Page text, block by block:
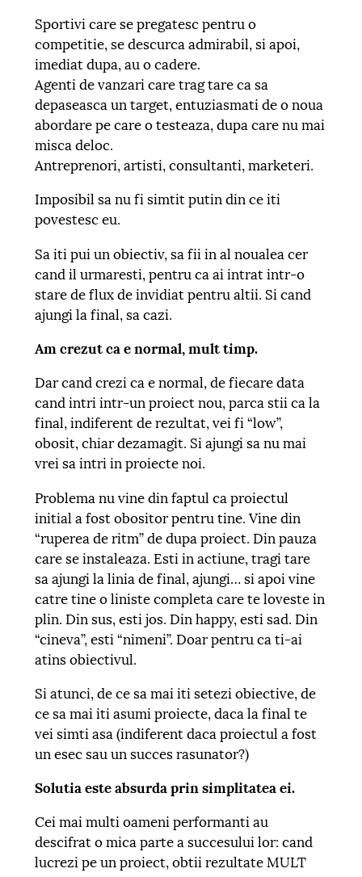
Sportivi care se pregatesc pentru o
competitie, se descurca admirabil, si apoi,
imediat dupa, au o cadere.
Agenti de vanzari care trag tare ca sa
depaseasca un target, entuziasmati de o noua
abordare pe care o testeaza, dupa care nu mai
misca deloc.
Antreprenori, artisti, consultanti, marketeri.
Imposibil sa nu fi simtit putin din ce iti
povestesc eu.
Sa iti pui un obiectiv, sa fii in al noualea cer
cand il urmaresti, pentru ca ai intrat intr-o
stare de flux de invidiat pentru altii. Si cand
ajungi la final, sa cazi.
Am crezut ca e normal, mult timp.
Dar cand crezi ca e normal, de fiecare data
cand intri intr-un proiect nou, parca stii ca la
final, indiferent de rezultat, vei fi “low”,
obosit, chiar dezamagit. Si ajungi sa nu mai
vrei sa intri in proiecte noi.
Problema nu vine din faptul ca proiectul
initial a fost obositor pentru tine. Vine din
“ruperea de ritm” de dupa proiect. Din pauza
care se instaleaza. Esti in actiune, tragi tare
sa ajungi la linia de final, ajungi… si apoi vine
catre tine o liniste completa care te loveste in
plin. Din sus, esti jos. Din happy, esti sad. Din
“cineva”, esti “nimeni”. Doar pentru ca ti-ai
atins obiectivul.
Si atunci, de ce sa mai iti setezi obiective, de
ce sa mai iti asumi proiecte, daca la final te
vei simti asa (indiferent daca proiectul a fost
un esec sau un succes rasunator?)
Solutia este absurda prin simplitatea ei.
Cei mai multi oameni performanti au
descifrat o mica parte a succesului lor: cand
lucrezi pe un proiect, obtii rezultate MULT